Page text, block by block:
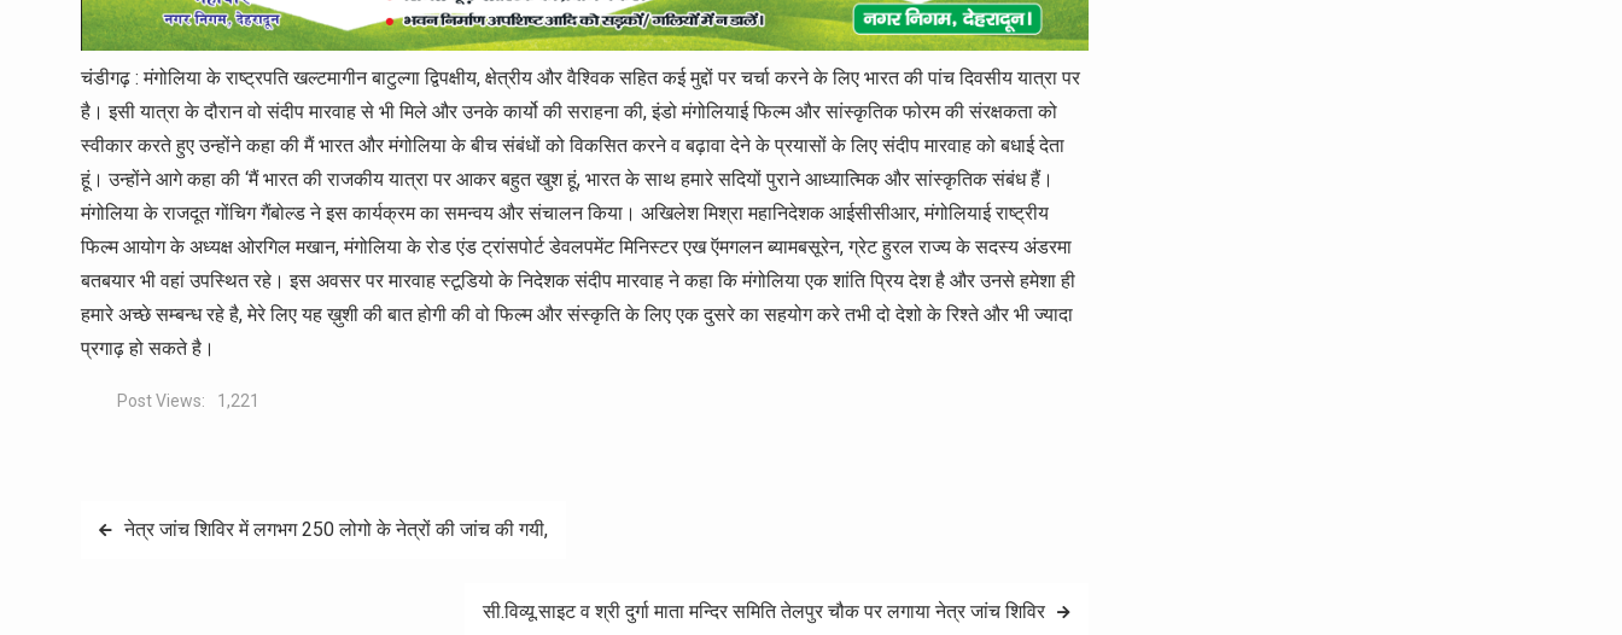
चंडीगढ़ : मंगोलिया के राष्ट्रपति खल्टमागीन बाटुल्गा द्विपक्षीय, क्षेत्रीय और वैश्विक सहित कई मुद्दों पर चर्चा करने के लिए भारत की पांच दिवसीय यात्रा पर
है। इसी यात्रा के दौरान वो संदीप मारवाह से भी मिले और उनके कार्यो की सराहना की, इंडो मंगोलियाई फिल्म और सांस्कृतिक फोरम की संरक्षकता को
स्वीकार करते हुए उन्होंने कहा की मैं भारत और मंगोलिया के बीच संबंधों को विकसित करने व बढ़ावा देने के प्रयासों के लिए संदीप मारवाह को बधाई देता
हूं। उन्होंने आगे कहा की ‘मैं भारत की राजकीय यात्रा पर आकर बहुत खुश हूं, भारत के साथ हमारे सदियों पुराने आध्यात्मिक और सांस्कृतिक संबंध हैं।
मंगोलिया के राजदूत गोंचिग गैंबोल्ड ने इस कार्यक्रम का समन्वय और संचालन किया। अखिलेश मिश्रा महानिदेशक आईसीसीआर, मंगोलियाई राष्ट्रीय
फिल्म आयोग के अध्यक्ष ओरगिल मखान, मंगोलिया के रोड एंड ट्रांसपोर्ट डेवलपमेंट मिनिस्टर एख ऍमगलन ब्यामबसूरेन, ग्रेट हुरल राज्य के सदस्य अंडरमा
बतबयार भी वहां उपस्थित रहे। इस अवसर पर मारवाह स्टूडियो के निदेशक संदीप मारवाह ने कहा कि मंगोलिया एक शांति प्रिय देश है और उनसे हमेशा ही
हमारे अच्छे सम्बन्ध रहे है, मेरे लिए यह ख़ुशी की बात होगी की वो फिल्म और संस्कृति के लिए एक दुसरे का सहयोग करे तभी दो देशो के रिश्ते और भी ज्यादा
प्रगाढ़ हो सकते है।
Post Views: 1,221
Postनेत्र जांच शिविर में लगभग 250 लोगो के नेत्रों की जांच की गयी,
सी.विव्यू.साइट व श्री दुर्गा माता मन्दिर समिति तेलपुर चौक पर लगाया नेत्र जांच शिविर